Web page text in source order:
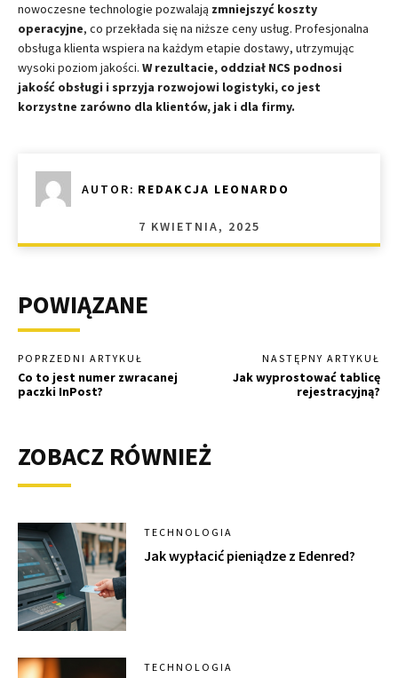
nowoczesne technologie pozwalają zmniejszyć koszty
operacyjne, co przekłada się na niższe ceny usług. Profesjonalna
obsługa klienta wspiera na każdym etapie dostawy, utrzymując
wysoki poziom jakości. W rezultacie, oddział NCS podnosi
jakość obsługi i sprzyja rozwojowi logistyki, co jest
korzystne zarówno dla klientów, jak i dla firmy.
AUTOR: REDAKCJA LEONARDO
7 KWIETNIA, 2025
POWIĄZANE
POPRZEDNI ARTYKUŁ
Co to jest numer zwracanej
paczki InPost?
NASTĘPNY ARTYKUŁ
Jak wyprostować tablicę
rejestracyjną?
ZOBACZ RÓWNIEŻ
TECHNOLOGIA
Jak wypłacić pieniądze z Edenred?
TECHNOLOGIA